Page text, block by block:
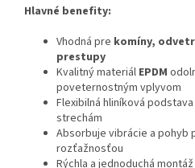
Hlavné benefity:
Vhodná pre komíny,
prestupy
Kvalitný materiál EPDM
poveternostným vplyvom
Flexibilná hliníková
strechám
Absorbuje vibrácie a pohyb
rozťažnosťou
Rýchla a jednoduchá montáž